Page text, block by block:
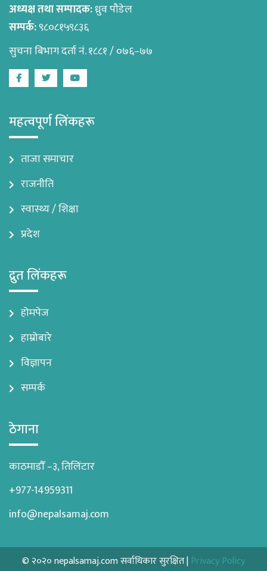
अध्यक्ष तथा सम्पादक:ध्रुव पौडेल
सम्पर्क:९८०८१५९८३६
सुचना बिभाग दर्ता नं. १८८१ / ०७६–७७
FacebookTwitterYoutube
महत्वपूर्ण लिंकहरू
ताजा समाचार
राजनीति
स्वास्थ्य / शिक्षा
प्रदेश
द्रुत लिंकहरू
होमपेज
हाम्रोबारे
विज्ञापन
सम्पर्क
ठेगाना
काठमाडौँ –३, तिलिंटार
+977-14959311
info@nepalsamaj.com
© २०२० nepalsamaj.com सर्वाधिकार सुरक्षित | Privacy Policy